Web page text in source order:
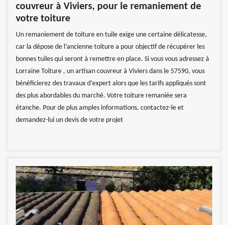
couvreur à Viviers, pour le remaniement de
votre toiture
Un remaniement de toiture en tuile exige une certaine délicatesse,
car la dépose de l’ancienne toiture a pour objectif de récupérer les
bonnes tuiles qui seront à remettre en place. Si vous vous adressez à
Lorraine Toiture , un artisan couvreur à Viviers dans le 57590, vous
bénéficierez des travaux d’expert alors que les tarifs appliqués sont
des plus abordables du marché. Votre toiture remaniée sera
étanche. Pour de plus amples informations, contactez-le et
demandez-lui un devis de votre projet